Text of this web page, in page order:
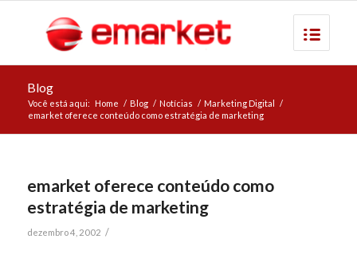
Blog
Você está aqui: Home / Blog / Notícias / Marketing Digital /
emarket oferece conteúdo como estratégia de marketing
emarket oferece conteúdo como
estratégia de marketing
dezembro 4, 2002 /